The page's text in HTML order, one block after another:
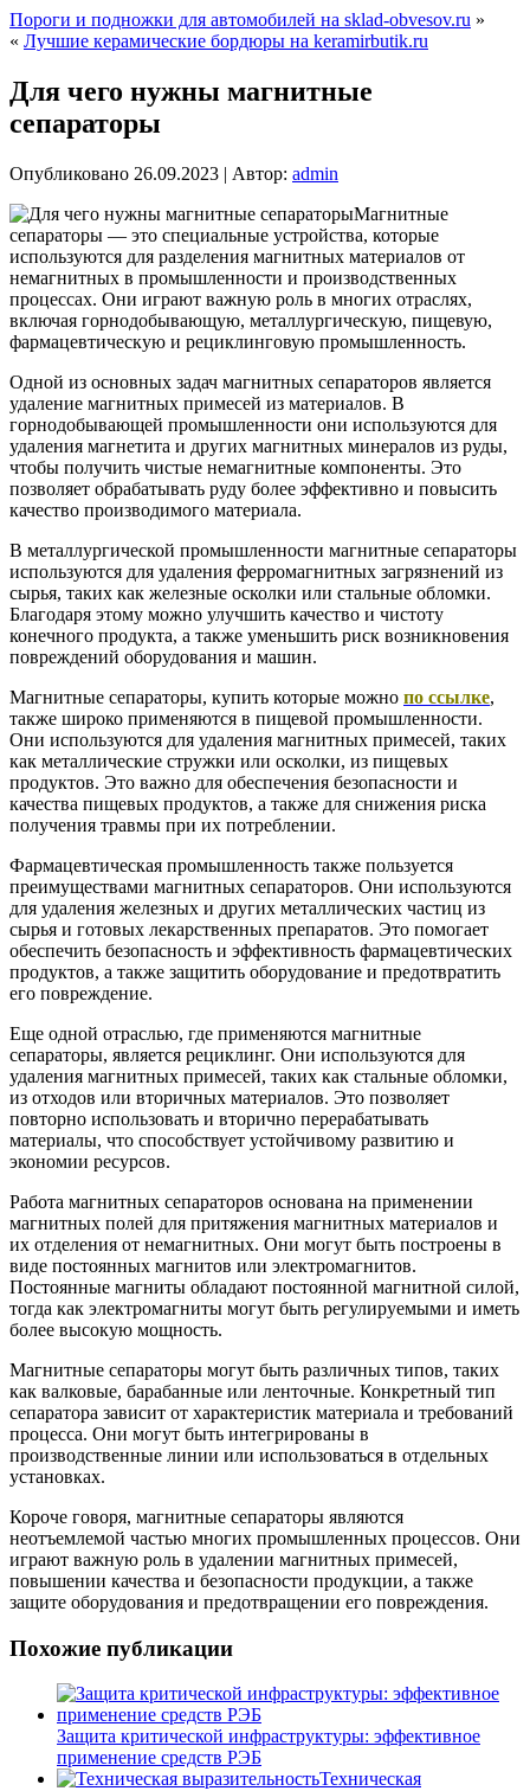
Пороги и подножки для автомобилей на sklad-obvesov.ru »
« Лучшие керамические бордюры на keramirbutik.ru
Для чего нужны магнитные
сепараторы
Опубликовано 26.09.2023 | Автор: admin
Магнитные
сепараторы — это специальные устройства, которые
используются для разделения магнитных материалов от
немагнитных в промышленности и производственных
процессах. Они играют важную роль в многих отраслях,
включая горнодобывающую, металлургическую, пищевую,
фармацевтическую и рециклинговую промышленность.
Одной из основных задач магнитных сепараторов является
удаление магнитных примесей из материалов. В
горнодобывающей промышленности они используются для
удаления магнетита и других магнитных минералов из руды,
чтобы получить чистые немагнитные компоненты. Это
позволяет обрабатывать руду более эффективно и повысить
качество производимого материала.
В металлургической промышленности магнитные сепараторы
используются для удаления ферромагнитных загрязнений из
сырья, таких как железные осколки или стальные обломки.
Благодаря этому можно улучшить качество и чистоту
конечного продукта, а также уменьшить риск возникновения
повреждений оборудования и машин.
Магнитные сепараторы, купить которые можно по ссылке,
также широко применяются в пищевой промышленности.
Они используются для удаления магнитных примесей, таких
как металлические стружки или осколки, из пищевых
продуктов. Это важно для обеспечения безопасности и
качества пищевых продуктов, а также для снижения риска
получения травмы при их потреблении.
Фармацевтическая промышленность также пользуется
преимуществами магнитных сепараторов. Они используются
для удаления железных и других металлических частиц из
сырья и готовых лекарственных препаратов. Это помогает
обеспечить безопасность и эффективность фармацевтических
продуктов, а также защитить оборудование и предотвратить
его повреждение.
Еще одной отраслью, где применяются магнитные
сепараторы, является рециклинг. Они используются для
удаления магнитных примесей, таких как стальные обломки,
из отходов или вторичных материалов. Это позволяет
повторно использовать и вторично перерабатывать
материалы, что способствует устойчивому развитию и
экономии ресурсов.
Работа магнитных сепараторов основана на применении
магнитных полей для притяжения магнитных материалов и
их отделения от немагнитных. Они могут быть построены в
виде постоянных магнитов или электромагнитов.
Постоянные магниты обладают постоянной магнитной силой,
тогда как электромагниты могут быть регулируемыми и иметь
более высокую мощность.
Магнитные сепараторы могут быть различных типов, таких
как валковые, барабанные или ленточные. Конкретный тип
сепаратора зависит от характеристик материала и требований
процесса. Они могут быть интегрированы в
производственные линии или использоваться в отдельных
установках.
Короче говоря, магнитные сепараторы являются
неотъемлемой частью многих промышленных процессов. Они
играют важную роль в удалении магнитных примесей,
повышении качества и безопасности продукции, а также
защите оборудования и предотвращении его повреждения.
Похожие публикации
Защита критической инфраструктуры: эффективное
применение средств РЭБ
Техническая